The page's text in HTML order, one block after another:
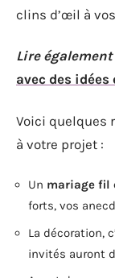
clins d’œil à
Lire également
avec des
Voici quelques
à votre projet :
Un mariage fil
forts, vos
La décoration,
invités auront